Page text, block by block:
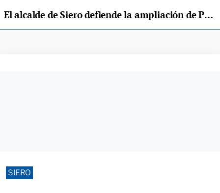
El alcalde de Siero defiende la ampliación de Parque Principado y critica la falta de avances del CEISIA con la UniOvi
SIERO